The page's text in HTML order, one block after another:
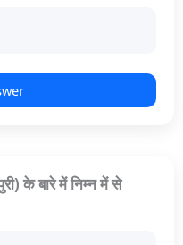
के बारे में निम्न में से